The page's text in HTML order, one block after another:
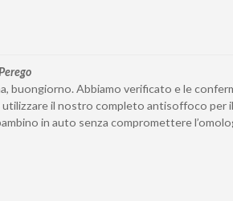
buongiorno. Abbiamo verificato e le
utilizzare il nostro completo antisoffoco per il
in auto senza compromettere